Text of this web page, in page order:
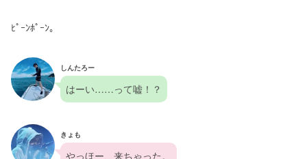
ﾋﾟｰﾝﾎﾟｰﾝ。
しんたろー
はーい……って嘘！？
きょも
やっほー、来ちゃった。